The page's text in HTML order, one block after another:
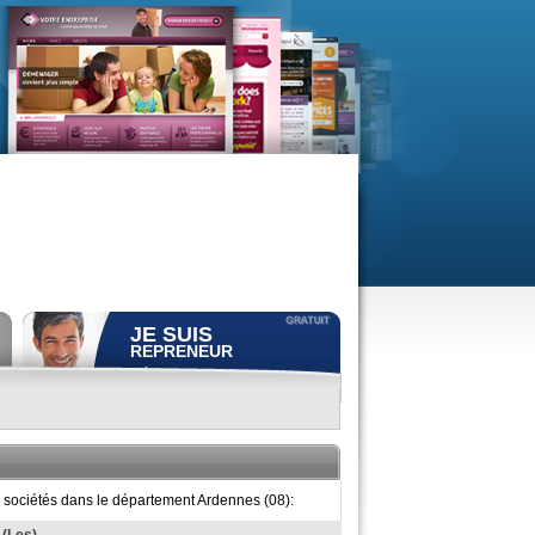
JE SUIS
REPRENEUR
Déposer gratuitementune
ACCÈS REPRENEUR
dans le département Ardennes (08):